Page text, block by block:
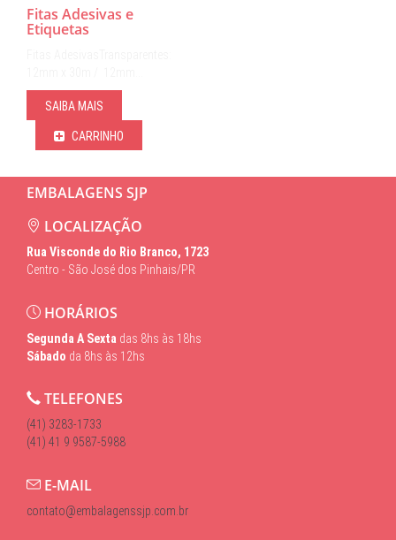
Fitas Adesivas e
Etiquetas
SAIBA MAIS
CARRINHO
EMBALAGENS SJP
LOCALIZAÇÃO
Rua Visconde do Rio Branco, 1723
Centro - São José dos Pinhais/PR
HORÁRIOS
Segunda A Sexta das 8hs às 18hs
Sábado da 8hs às 12hs
TELEFONES
(41) 3283-1733
(41) 41 9 9587-5988
E-MAIL
contato@embalagenssjp.com.br